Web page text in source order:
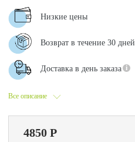
Все описание
Низкие цены
Возврат в течение 30 дней
Доставка в день заказа
4850 Р